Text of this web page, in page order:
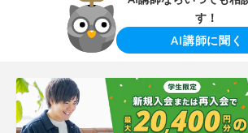
す！
AI講師に聞く